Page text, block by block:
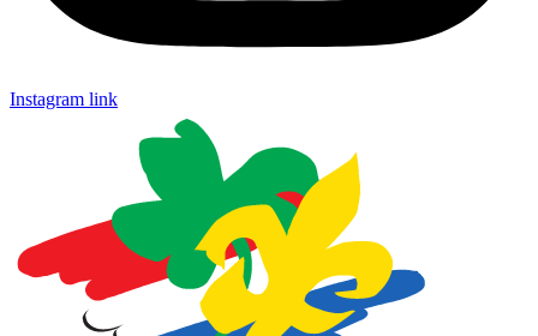
Instagram link